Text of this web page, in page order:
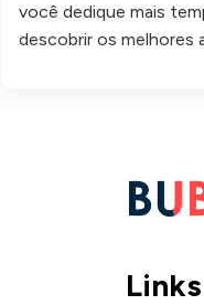
você dedique mais
descobrir os melhores